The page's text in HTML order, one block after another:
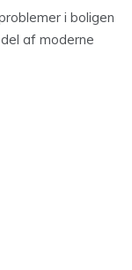
i boligen
af moderne